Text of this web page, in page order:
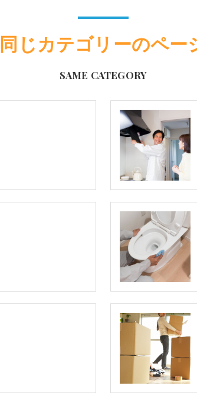
同じカテゴリーのペー
SAME CATEGORY